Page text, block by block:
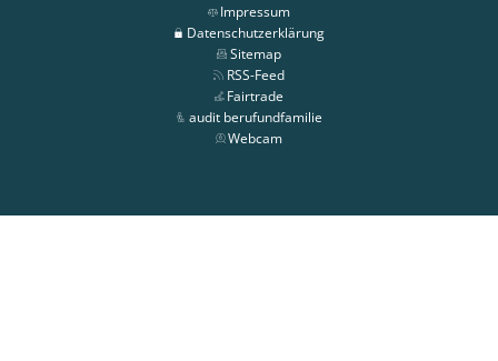
Impressum
Datenschutzerklärung
Sitemap
RSS-Feed
Fairtrade
audit berufundfamilie
Webcam